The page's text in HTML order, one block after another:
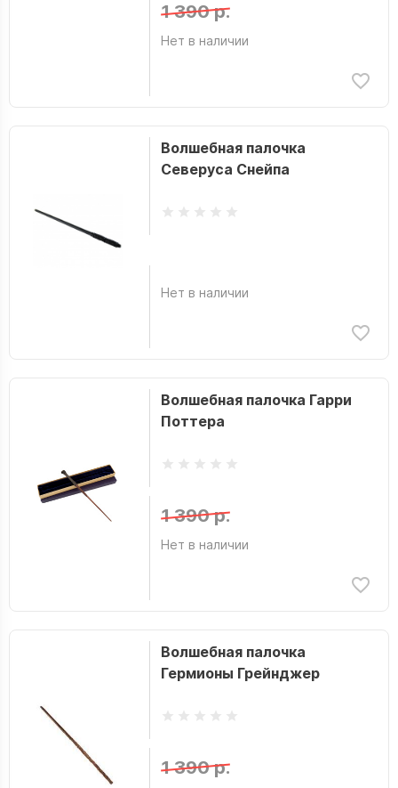
1 390 р.
Нет в наличии
Волшебная палочка
Северуса Снейпа
Нет в наличии
Волшебная палочка Гарри
Поттера
1 390 р.
Нет в наличии
Волшебная палочка
Гермионы Грейнджер
1 390 р.